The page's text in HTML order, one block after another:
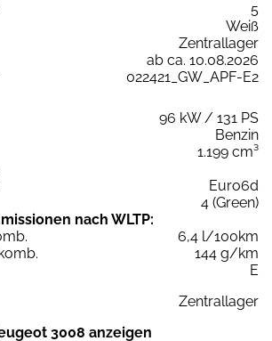
5
Weiß
Zentrallager
ab ca. 10.08.2026
022421_GW_APF-E2
96 kW / 131 PS
Benzin
1.199 cm³
Euro6d
4 (Green)
nach WLTP:
6,4 l/100km
144 g/km
E
Zentrallager
3008 anzeigen